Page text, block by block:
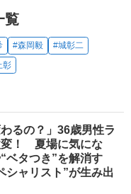
覧
#森岡毅
#城彰二
彰
るの？」36歳男性ラ
変！ 夏場に気にな
ベタつき”を解消す
シャリスト”が生み出